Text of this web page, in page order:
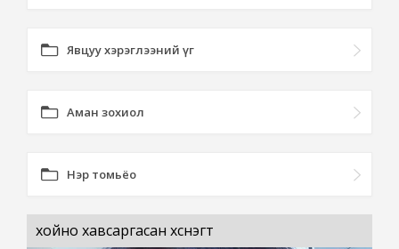
Явцуу хэрэглээний үг
Аман зохиол
Нэр томьёо
хойно хавсаргасан хүснэгт